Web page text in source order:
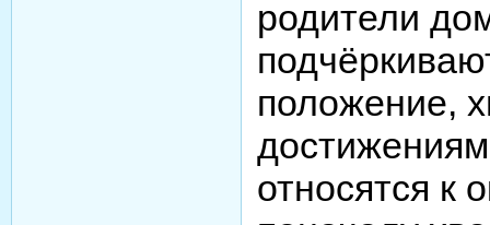
родители
положение,
относятся к